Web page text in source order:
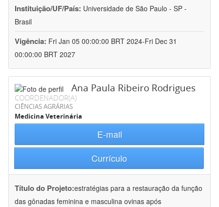
Instituição/UF/País: Universidade de São Paulo - SP -
Brasil
Vigência: Fri Jan 05 00:00:00 BRT 2024-Fri Dec 31
00:00:00 BRT 2027
Ana Paula Ribeiro Rodrigues
COORDENADOR(A)
CIÊNCIAS AGRÁRIAS
Medicina Veterinária
E-mail
Currículo
Título do Projeto:estratégias para a restauração da função
das gônadas feminina e masculina ovinas após